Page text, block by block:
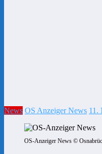
News OS Anzeiger News 11.
OS-Anzeiger News ©